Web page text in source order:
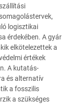
logisztikai
érdekében. A gyár
elkötelezettek a
értékek
A kutatás-
és alternatív
a fosszilis
a szükséges